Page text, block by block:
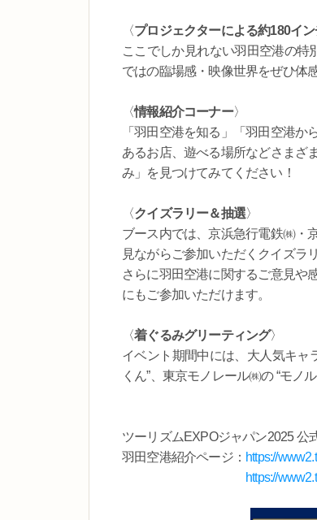
〈プロジェクターによる約180イ
ここでしか見れない羽田空港の特
ではの臨場感・映像世界をぜひ体
〈情報紹介コーナー〉
「羽田空港を知る」「羽田空港
あるお店、遊べる場所などさまざ
み」を見つけてみてください！
〈クイズラリー＆抽選〉
ブース内では、京浜急行電鉄㈱・
見ながらご参加いただくクイズラ
さらに羽田空港に関するご意見や
にもご参加いただけます。
〈着ぐるみグリーティング〉
イベント期間中には、大人気キャ
くん”、東京モノレール㈱の “モノ
ツーリズムEXPOジャパン2025 公
羽田空港紹介ページ： https://
https://